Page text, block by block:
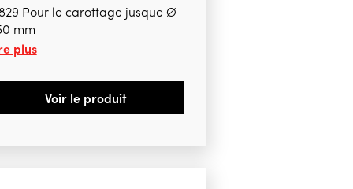
Pour le carottage jusque Ø
mm
plus
Voir le produit